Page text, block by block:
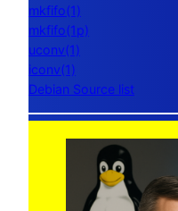
mkfifo(1)
mkfifo(1p)
uconv(1)
iconv(1)
Debian Source list